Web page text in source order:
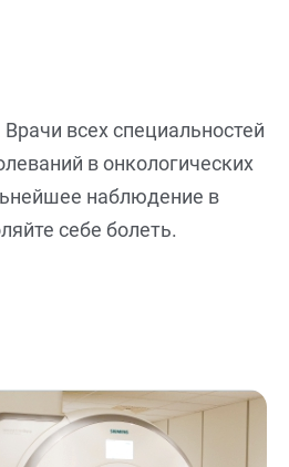
всех специальностей
в онкологических
наблюдение в
себе болеть.